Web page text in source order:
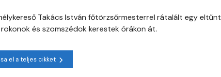
Takács István főtörzsőrmesterrel rátalált egy eltűnt
és szomszédok kerestek órákon át.
el a teljes cikket